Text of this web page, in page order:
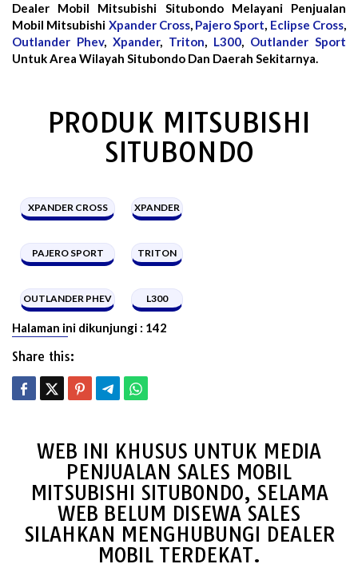
Dealer Mobil Mitsubishi Situbondo Melayani Penjualan
Mobil Mitsubishi Xpander Cross, Pajero Sport, Eclipse Cross,
Outlander Phev, Xpander, Triton, L300, Outlander Sport
Untuk Area Wilayah Situbondo Dan Daerah Sekitarnya.
PRODUK MITSUBISHI
SITUBONDO
XPANDER CROSS XPANDER
PAJERO SPORT TRITON
OUTLANDER PHEV L300
Halaman ini dikunjungi : 142
Share this:
WEB INI KHUSUS UNTUK MEDIA
PENJUALAN SALES MOBIL
MITSUBISHI SITUBONDO, SELAMA
WEB BELUM DISEWA SALES
SILAHKAN MENGHUBUNGI DEALER
MOBIL TERDEKAT.